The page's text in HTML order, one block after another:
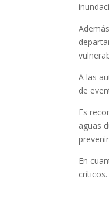
A las
de
Es
aguas
En
críticos.